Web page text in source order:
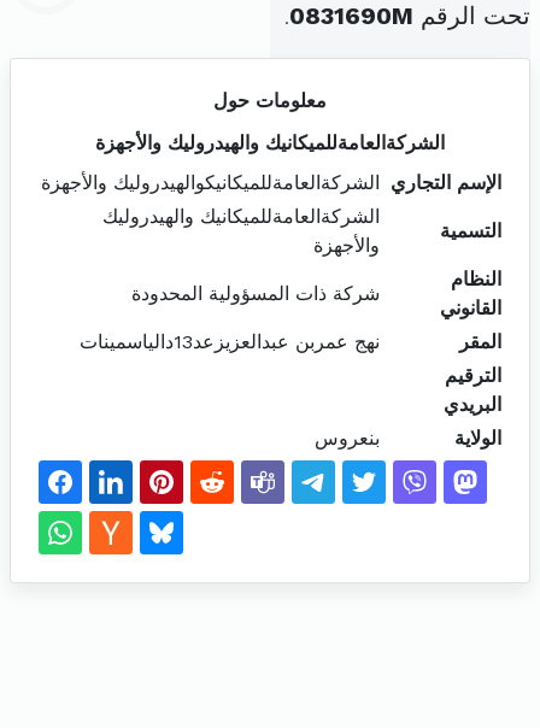
تحت الرقم 0831690M
.
معلومات حول
الشركةالعامةللميكانيك والهيدروليك والأجهزة
الإسم التجاري
الشركةالعامةللميكانيكوالهيدروليك والأجهزة
التسمية
الشركةالعامةللميكانيك والهيدروليك
والأجهزة
النظام
القانوني
شركة ذات المسؤولية المحدودة
المقر
نهج عمربن عبدالعزيزعد13دالياسمينات
الترقيم
البريدي
الولاية
بنعروس